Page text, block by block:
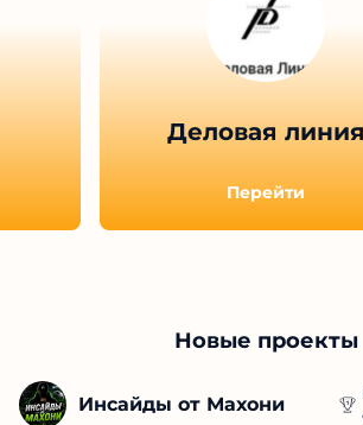
Деловая линия
Перейти
Новые проекты
Инсайды от Махони